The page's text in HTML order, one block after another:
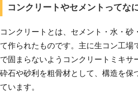
コンクリートやセメントってな
コンクリートとは、セメント・水・砂
て作られたものです。主に生コン工場
で固まらないようコンクリートミキサ
砕石や砂利を粗骨材として、構造を保
ています。